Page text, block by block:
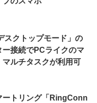
スクトップモード」の
接続でPCライクのマ
ルチタスクが利用可
ートリング「RingConn